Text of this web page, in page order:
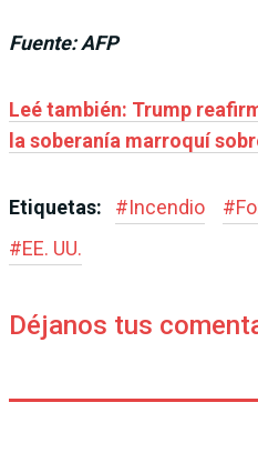
Fuente: AFP
Leé también: Trump
la soberanía marroquí
Etiquetas: #Incendio #
#EE. UU.
Déjanos tus